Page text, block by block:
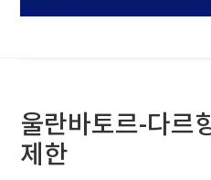
울란바토르-다르
제한